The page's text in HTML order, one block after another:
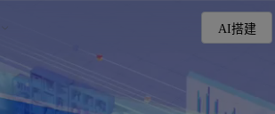
AI搭建